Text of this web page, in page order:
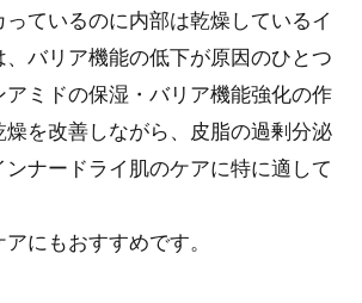
ているのに内部は乾燥しているイ
、バリア機能の低下が原因のひとつ
アミドの保湿・バリア機能強化の作
燥を改善しながら、皮脂の過剰分泌
ンナードライ肌のケアに特に適して
にもおすすめです。